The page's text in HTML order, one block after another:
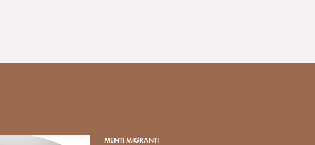
MENTI MIGRANTI